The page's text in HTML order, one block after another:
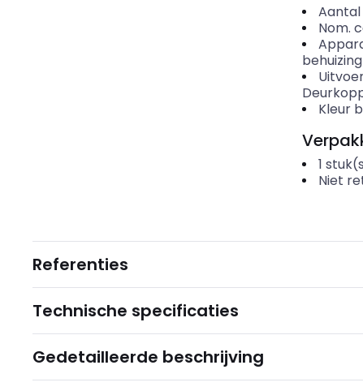
Nom.
behuizing
Kleur
1
Niet
Referenties
Technische specificaties
Gedetailleerde beschrijving